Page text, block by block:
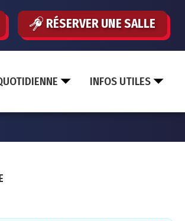
RÉSERVER UNE SALLE
INFOS UTILES